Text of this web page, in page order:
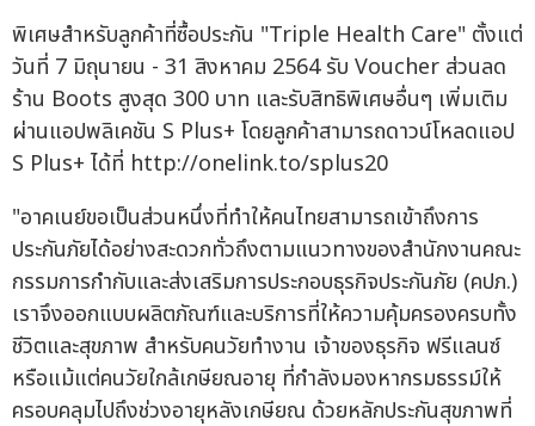
พิเศษสำหรับลูกค้าที่ซื้อประกัน "Triple Health Care" ตั้งแต่
วันที่ 7 มิถุนายน - 31 สิงหาคม 2564 รับ Voucher ส่วนลด
ร้าน Boots สูงสุด 300 บาท และรับสิทธิพิเศษอื่นๆ เพิ่มเติม
ผ่านแอปพลิเคชัน S Plus+ โดยลูกค้าสามารถดาวน์โหลดแอป
S Plus+ ได้ที่ http://onelink.to/splus20
"อาคเนย์ขอเป็นส่วนหนึ่งที่ทำให้คนไทยสามารถเข้าถึงการ
ประกันภัยได้อย่างสะดวกทั่วถึงตามแนวทางของสำนักงานคณะ
กรรมการกำกับและส่งเสริมการประกอบธุรกิจประกันภัย (คปภ.)
เราจึงออกแบบผลิตภัณฑ์และบริการที่ให้ความคุ้มครองครบทั้ง
ชีวิตและสุขภาพ สำหรับคนวัยทำงาน เจ้าของธุรกิจ ฟรีแลนซ์
หรือแม้แต่คนวัยใกล้เกษียณอายุ ที่กำลังมองหากรมธรรม์ให้
ครอบคลุมไปถึงช่วงอายุหลังเกษียณ ด้วยหลักประกันสุขภาพที่